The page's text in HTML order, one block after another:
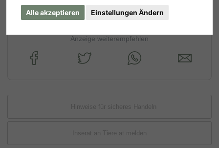
Alle akzeptieren Einstellungen Ändern
Anzeige weiterempfehlen
Hinweise für sicheres Handeln
Inserat an Tiere.at melden